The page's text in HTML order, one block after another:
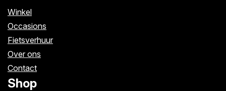
Winkel
Occasions
Fietsverhuur
Over ons
Contact
Shop